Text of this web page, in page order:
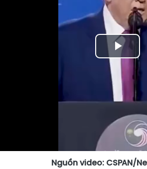
Play
Nguồn video: CSPAN/